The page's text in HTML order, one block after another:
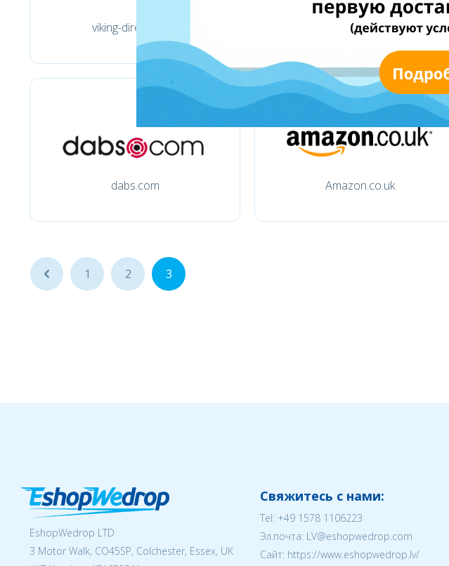
viking-direct.co.uk misco.co.uk
dabs.com Amazon.co.uk
... 1 2 3
EshopWedrop LTD
3 Motor Walk, CO45SP, Colchester, Essex, UK
Свяжитесь с нами:
Tel: +49 1578 1106223
Эл.почта: LV@eshopwedrop.com
Cайт: https://www.eshopwedrop.lv/